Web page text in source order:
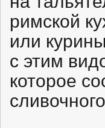
римской
или
с этим
которое